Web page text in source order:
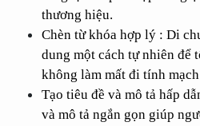
thương hiệu.
Chèn từ khóa hợp lý : Di
dung một cách tự nhiên để
không làm mất đi tính
Tạo tiêu đề và mô tả hấp
và mô tả ngắn gọn giúp